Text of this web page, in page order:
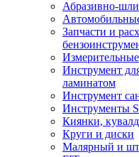
Абразивно-
Запчасти и
Инструмент
ламинатом
Инструмент
Инструменты
Киянки,
Круги и диски
Малярный и